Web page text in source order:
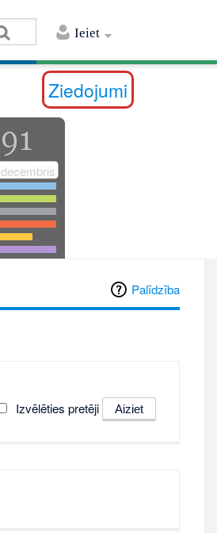
Ieiet
Ziedojumi
decembris
Palīdzība
Izvēlēties pretēji